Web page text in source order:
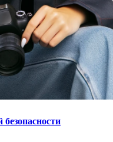
безопасности